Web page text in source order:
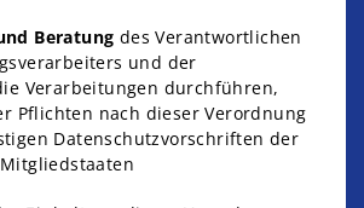
Beratung des Verantwortlichen
und der
Verarbeitungen durchführen,
Pflichten nach dieser Verordnung
Datenschutzvorschriften der